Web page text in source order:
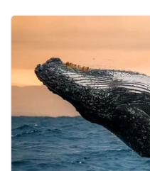
b
o
k
s
p
p
e